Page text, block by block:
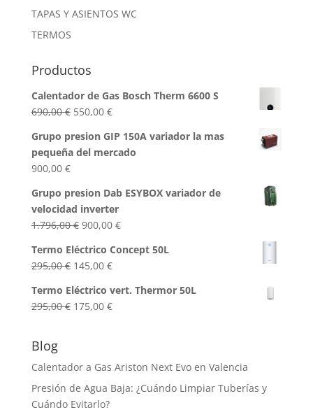
TAPAS Y ASIENTOS WC
TERMOS
Productos
Calentador de Gas Bosch Therm 6600 S
690,00€ El
original
era:
550,00 €El
actual
es:
Grupo presion GIP 150A variador la mas
pequeña del mercado
900,00 €
Grupo presion Dab ESYBOX variador de
velocidad inverter
1.796,00€ El
original
era:
1.796,00 €.
900,00 €El
actual
900,00 €.
Termo Eléctrico Concept 50L
295,00€ El
original
era:
145,00 €El
actual
es:
Termo Eléctrico vert. Thermor 50L
295,00€ El
295,00 €.
175,00 €El
175,00 €.
Blog
Calentador a Gas Ariston Next Evo en Valencia
Presión de Agua Baja: ¿Cuándo Limpiar Tuberías y
Cuándo Evitarlo?